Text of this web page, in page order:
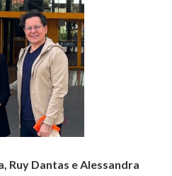
Ruy Dantas e Alessandra